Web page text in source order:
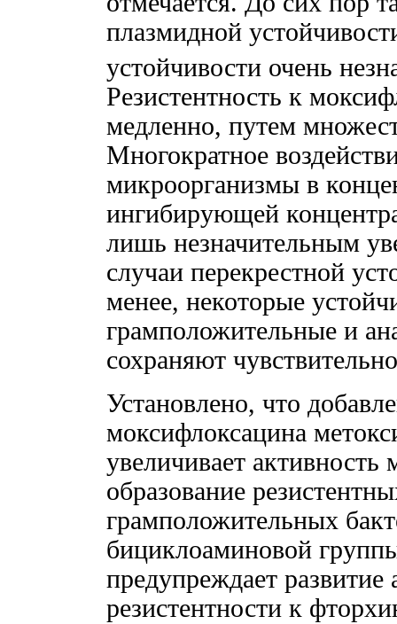
плазмидной
устойчивости очень
Резистентность к
медленно, путем
Многократное
микроорганизмы в
ингибирующей
лишь незначительным
случаи перекрестной
менее, некоторые
грамположительные и
сохраняют
Установлено, что
моксифлоксацина
увеличивает
образование
грамположительных
бициклоаминовой
предупреждает
резистентности к